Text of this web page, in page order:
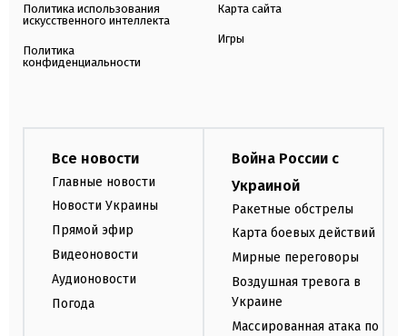
Политика использования
искусственного интеллекта
Политика
конфиденциальности
Карта сайта
Игры
Все новости
Главные новости
Новости Украины
Прямой эфир
Видеоновости
Аудионовости
Погода
Война России с
Украиной
Ракетные обстрелы
Карта боевых действий
Мирные переговоры
Воздушная тревога в
Украине
Массированная атака по